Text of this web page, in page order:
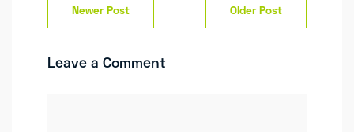
Navegación
entradas
Newer Post Older Post
Leave a Comment